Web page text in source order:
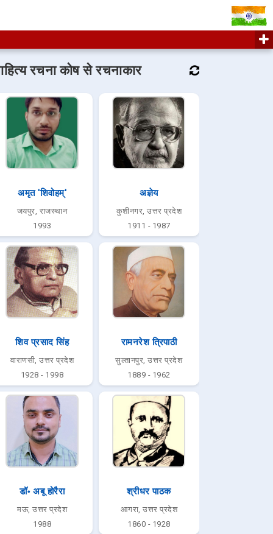
रचना कोष से रचनाकार
अमृत 'शिवोहम्'
जयपुर, राजस्थान
1993
अज्ञेय
कुशीनगर, उत्तर प्रदेश
1911 - 1987
शिव प्रसाद सिंह
वाराणसी, उत्तर प्रदेश
1928 - 1998
रामनरेश त्रिपाठी
सुल्तानपुर, उत्तर प्रदेश
1889 - 1962
डॉ॰ अबू होरैरा
मऊ, उत्तर प्रदेश
1988
श्रीधर पाठक
आगरा, उत्तर प्रदेश
1860 - 1928